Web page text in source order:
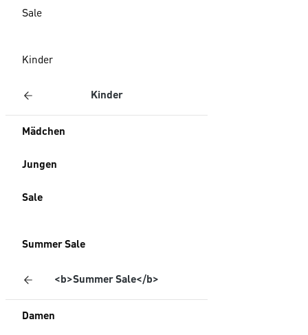
Sale
Kinder
Kinder
Mädchen
Jungen
Sale
Summer Sale
<b>Summer Sale</b>
Damen